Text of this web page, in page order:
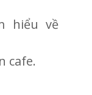
hiểu về
cafe.